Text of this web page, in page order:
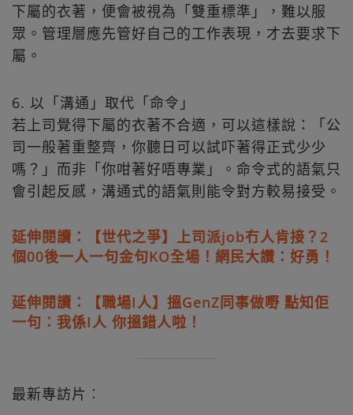
下屬的衣著，便會被視為「雙重標準」，難以服
眾。管理層應先管好自己的工作表現，才去要求下
屬。
6. 以「溝通」取代「命令」
若上司覺得下屬的衣著不合適，可以這樣說：「公
司一般著重整齊，你聽日可以試吓著得正式少少
嗎？」而非「你咁著好唔專業」。命令式的語氣只
會引起反感，溝通式的語氣則能令對方較易接受。
延伸閱讀：【世代之爭】上司派job冇人肯接？2
個00後一人一句金句KO全場！網民大讚：好勇！
延伸閱讀：【職場I人】搵GenZ同事做嘢 點知佢
一句：我係I人 你搵錯人啦！
最新專訪片︰